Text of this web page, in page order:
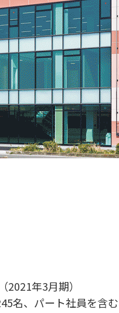
年3月期）
名、パート社員を含む